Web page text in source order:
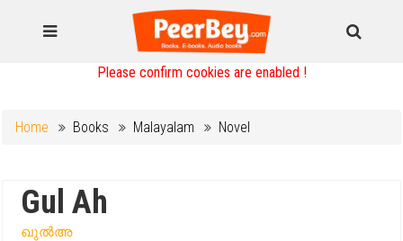
Please confirm cookies are enabled !
Home Books Malayalam Novel
Gul Ah
ഖുൽഅ